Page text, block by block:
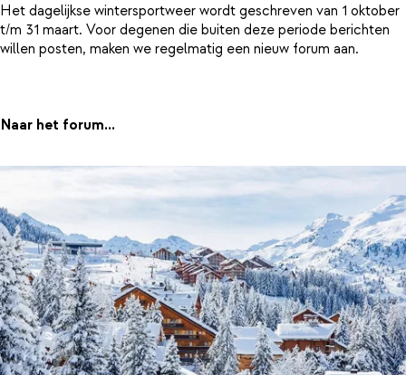
Het dagelijkse wintersportweer wordt geschreven van 1 oktober
t/m 31 maart. Voor degenen die buiten deze periode berichten
willen posten, maken we regelmatig een nieuw forum aan.
Naar het forum...